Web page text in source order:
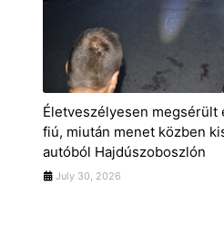
Életveszélyesen megsérült
fiú, miután menet közben
autóból Hajdúszoboszlón
July 30, 2026